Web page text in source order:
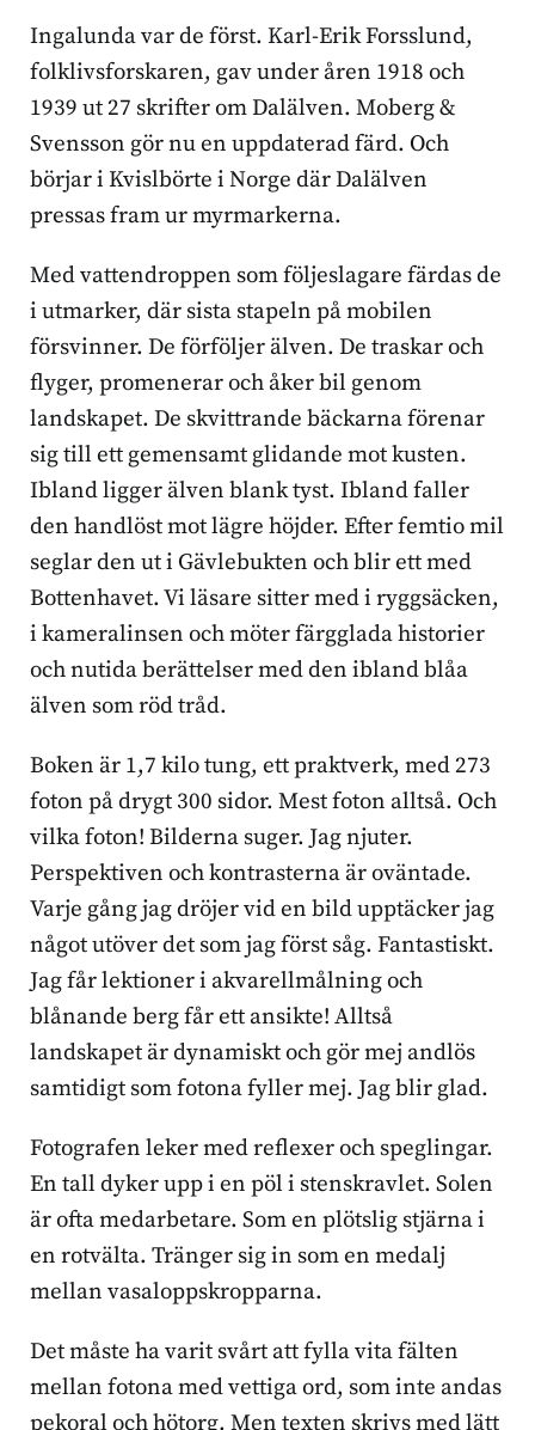
Ingalunda var de först. Karl-Erik Forsslund,
folklivsforskaren, gav under åren 1918 och
1939 ut 27 skrifter om Dalälven. Moberg &
Svensson gör nu en uppdaterad färd. Och
börjar i Kvislbörte i Norge där Dalälven
pressas fram ur myrmarkerna.
Med vattendroppen som följeslagare färdas de
i utmarker, där sista stapeln på mobilen
försvinner. De förföljer älven. De traskar och
flyger, promenerar och åker bil genom
landskapet. De skvittrande bäckarna förenar
sig till ett gemensamt glidande mot kusten.
Ibland ligger älven blank tyst. Ibland faller
den handlöst mot lägre höjder. Efter femtio mil
seglar den ut i Gävlebukten och blir ett med
Bottenhavet. Vi läsare sitter med i ryggsäcken,
i kameralinsen och möter färgglada historier
och nutida berättelser med den ibland blåa
älven som röd tråd.
Boken är 1,7 kilo tung, ett praktverk, med 273
foton på drygt 300 sidor. Mest foton alltså. Och
vilka foton! Bilderna suger. Jag njuter.
Perspektiven och kontrasterna är oväntade.
Varje gång jag dröjer vid en bild upptäcker jag
något utöver det som jag först såg. Fantastiskt.
Jag får lektioner i akvarellmålning och
blånande berg får ett ansikte! Alltså
landskapet är dynamiskt och gör mej andlös
samtidigt som fotona fyller mej. Jag blir glad.
Fotografen leker med reflexer och speglingar.
En tall dyker upp i en pöl i stenskravlet. Solen
är ofta medarbetare. Som en plötslig stjärna i
en rotvälta. Tränger sig in som en medalj
mellan vasaloppskropparna.
Det måste ha varit svårt att fylla vita fälten
mellan fotona med vettiga ord, som inte andas
pekoral och hötorg. Men texten skrivs med lätt